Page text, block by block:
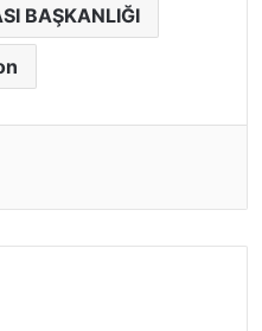
BAŞKANLIĞI